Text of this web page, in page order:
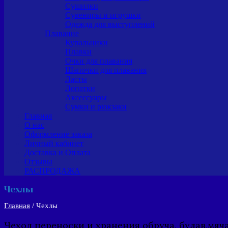
Сушилки
Сувениры и игрушки
Одежда для выступлений
Плавание
Купальники
Плавки
Очки для плавания
Шапочки для плавания
Ласты
Лопатки
Аксессуары
Сумки и рюкзаки
Главная
О нас
Оформление заказа
Личный кабинет
Доставка и Оплата
Отзывы
РАСПРОДАЖА
Чехлы
Главная / Чехлы
Чехол переноски и хранения обруча,